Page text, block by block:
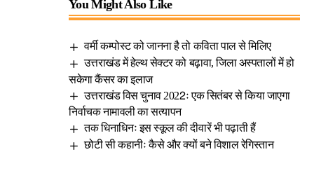
You Might Also Like
वर्मी कम्पोस्ट को जानना है तो कविता पाल से मिलिए
उत्तराखंड में हेल्थ सेक्टर को बढ़ावा, जिला अस्पतालों में हो
सकेगा कैंसर का इलाज
उत्तराखंड विस चुनाव 2022ः एक सितंबर से किया जाएगा
निर्वाचक नामावली का सत्यापन
तक धिनाधिनः इस स्कूल की दीवारें भी पढ़ाती हैं
छोटी सी कहानीः कैसे और क्यों बने विशाल रेगिस्तान